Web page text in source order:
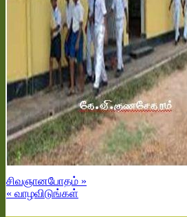
சிவஞானபோதம் »
« வாழவிடுங்கள்